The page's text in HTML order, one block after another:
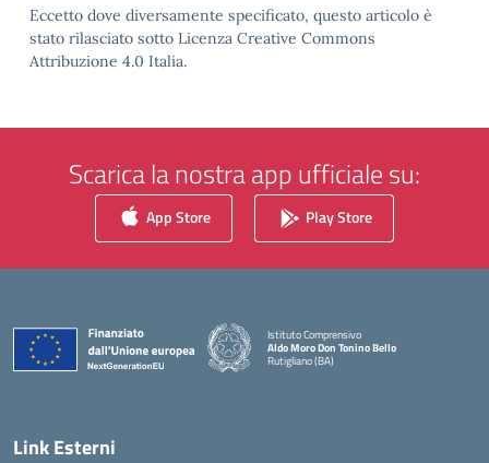
Eccetto dove diversamente specificato, questo articolo è
stato rilasciato sotto Licenza Creative Commons
Attribuzione 4.0 Italia.
Scarica la nostra app ufficiale su:
App Store Play Store
Istituto Comprensivo
Aldo Moro Don Tonino Bello
Rutigliano (BA)
— Visita la pagina iniziale della scuola
Link Esterni